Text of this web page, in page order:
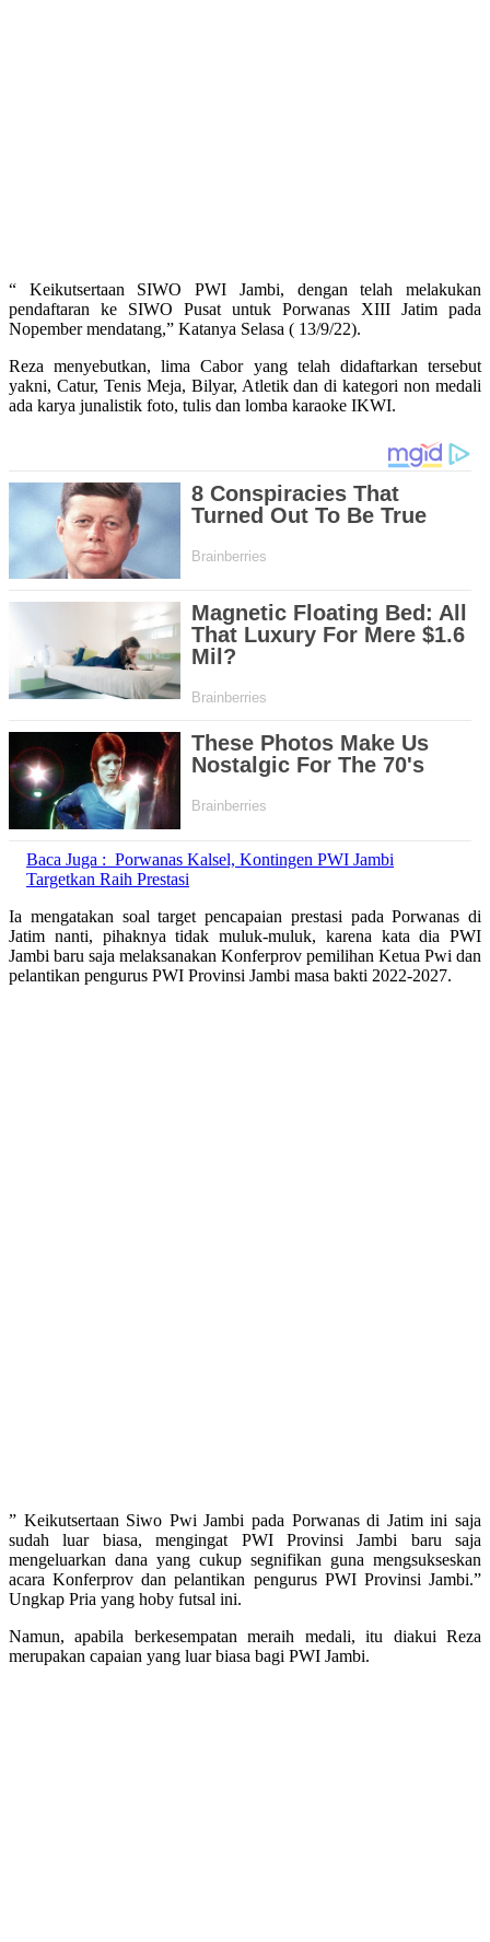
“ Keikutsertaan SIWO PWI Jambi, dengan telah melakukan
pendaftaran ke SIWO Pusat untuk Porwanas XIII Jatim pada
Nopember mendatang,” Katanya Selasa ( 13/9/22).
Reza menyebutkan, lima Cabor yang telah didaftarkan tersebut
yakni, Catur, Tenis Meja, Bilyar, Atletik dan di kategori non medali
ada karya junalistik foto, tulis dan lomba karaoke IKWI.
Baca Juga : Porwanas Kalsel, Kontingen PWI Jambi
Targetkan Raih Prestasi
Ia mengatakan soal target pencapaian prestasi pada Porwanas di
Jatim nanti, pihaknya tidak muluk-muluk, karena kata dia PWI
Jambi baru saja melaksanakan Konferprov pemilihan Ketua Pwi dan
pelantikan pengurus PWI Provinsi Jambi masa bakti 2022-2027.
” Keikutsertaan Siwo Pwi Jambi pada Porwanas di Jatim ini saja
sudah luar biasa, mengingat PWI Provinsi Jambi baru saja
mengeluarkan dana yang cukup segnifikan guna mengsukseskan
acara Konferprov dan pelantikan pengurus PWI Provinsi Jambi.”
Ungkap Pria yang hoby futsal ini.
Namun, apabila berkesempatan meraih medali, itu diakui Reza
merupakan capaian yang luar biasa bagi PWI Jambi.